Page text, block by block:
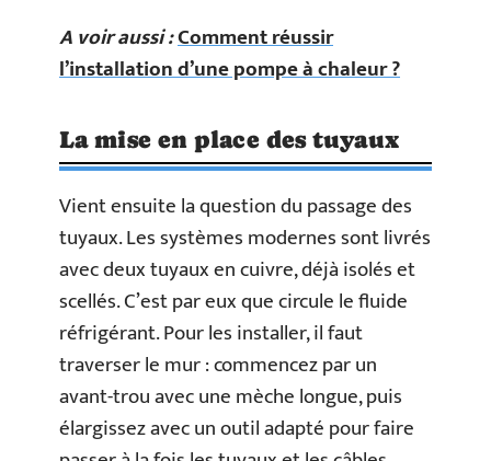
A voir aussi :Comment réussir
l’installation d’une pompe à chaleur ?
La mise en place des tuyaux
Vient ensuite la question du passage des
tuyaux. Les systèmes modernes sont livrés
avec deux tuyaux en cuivre, déjà isolés et
scellés. C’est par eux que circule le fluide
réfrigérant. Pour les installer, il faut
traverser le mur : commencez par un
avant-trou avec une mèche longue, puis
élargissez avec un outil adapté pour faire